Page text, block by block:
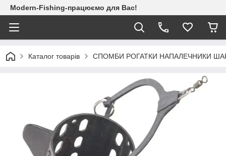
Modern-Fishing-працюємо для Вас!
Каталог товарів СПОМБИ РОГАТКИ НАПАЛЕЧНИКИ